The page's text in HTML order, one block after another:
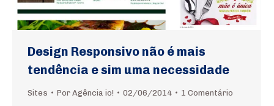
Design Responsivo não é mais
tendência e sim uma necessidade
Sites Por Agência io! 02/06/2014 1 Comentário